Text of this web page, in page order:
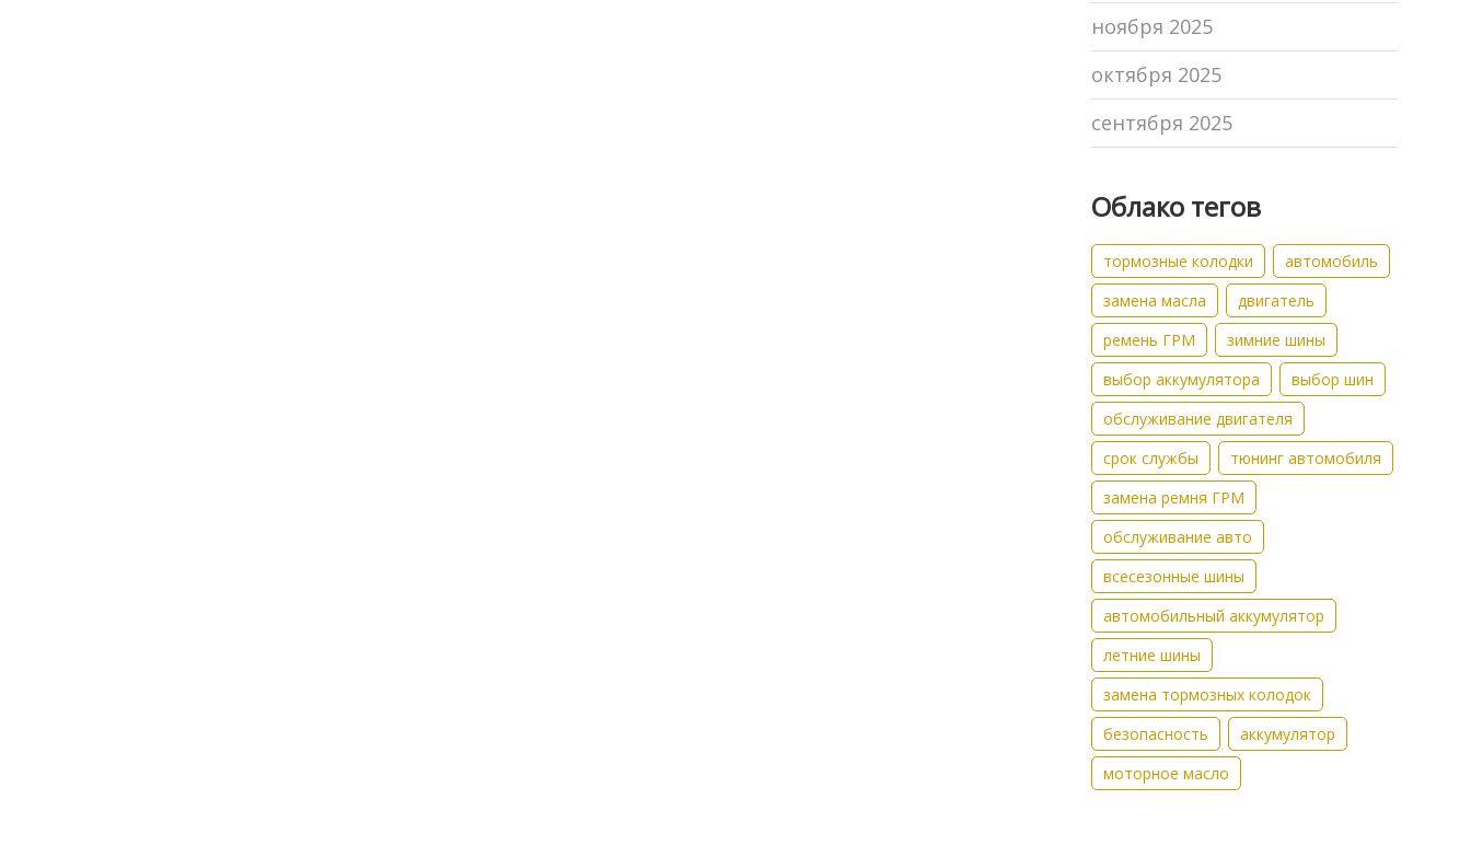
ноября 2025
октября 2025
сентября 2025
Облако тегов
тормозные колодки
автомобиль
замена масла
двигатель
ремень ГРМ
зимние шины
выбор аккумулятора
выбор шин
обслуживание двигателя
срок службы
тюнинг автомобиля
замена ремня ГРМ
обслуживание авто
всесезонные шины
автомобильный аккумулятор
летние шины
замена тормозных колодок
безопасность
аккумулятор
моторное масло